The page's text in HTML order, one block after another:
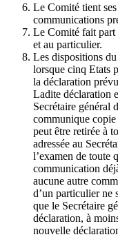
Le Comité tient
communications
Le Comité fait part
et au particulier.
Les dispositions
lorsque cinq Etats
la déclaration
Ladite déclaration
Secrétaire général
communique
peut être retirée à
adressée au
l’examen de toute
communication
aucune autre
d’un particulier ne
que le Secrétaire
déclaration, à
nouvelle